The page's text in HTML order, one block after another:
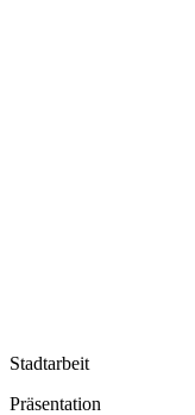
Stadtarbeit
Präsentation